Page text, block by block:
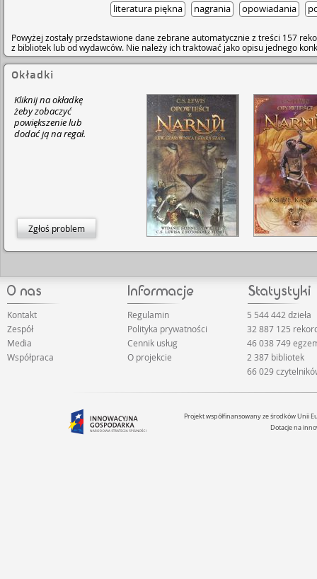
literatura piękna
nagrania opowiadania
Powyżej zostały przedstawione dane zebrane automatycznie z treści 157
z bibliotek lub od wydawców. Nie należy ich traktować jako opisu jednego
Okładki
Kliknij na okładkę
żeby zobaczyć
powiększenie lub
dodać ją na regał.
Zgłoś problem
Kontakt
Zespół
Media
Współpraca
Regulamin
Polityka prywatności
Cennik usług
O projekcie
5 544 442 dzieła
32 887 125
46 038 749
2 387 bibliotek
66 029
Projekt współfinansowany ze środków Unii
Dotacje na